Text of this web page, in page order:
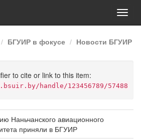
БГУИР в фокусе Новости БГУИР
to cite or link to this item:
handle/123456789/57488
Наньчанского авиационного
приняли в БГУИР